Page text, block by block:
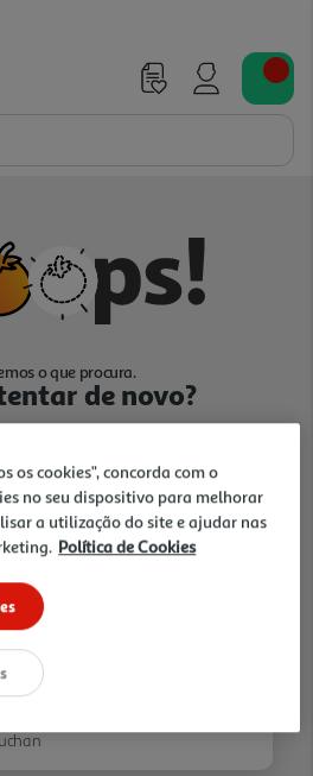
o que procura.
de novo?
Folhetos
os cookies", concorda com o
no seu dispositivo para melhorar
a utilização do site e ajudar nas
Política de Cookies